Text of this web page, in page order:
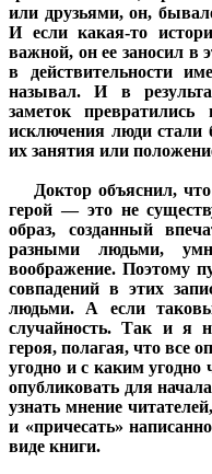
или друзьями, он,
И если какая-то
важной, он ее заносил в
в действительности
называл. И в
заметок
исключения люди
их занятия или
Доктор объяснил, что
герой — это не
образ, созданный
разными людьми,
воображение. Поэтому
совпадений в этих
людьми. А если
случайность. Так и я
героя, полагая, что все
угодно и с каким
опубликовать для
узнать мнение
и «причесать»
виде книги.